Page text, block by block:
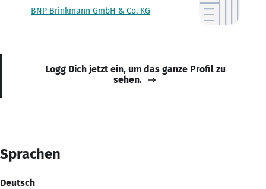
BNP Brinkmann GmbH & Co. KG
Logg Dich jetzt ein, um das ganze Profil zu
sehen.
Sprachen
Deutsch